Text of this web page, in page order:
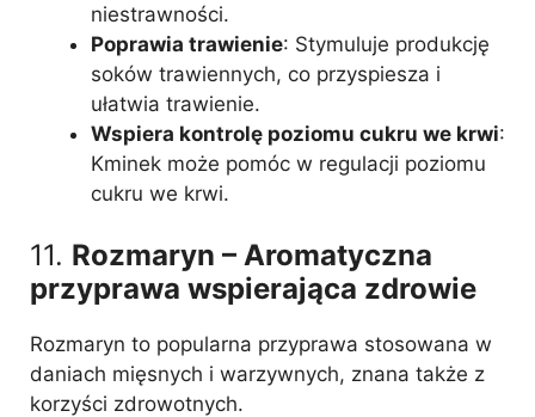
niestrawności.
Poprawia trawienie: Stymuluje produkcję
soków trawiennych, co przyspiesza i
ułatwia trawienie.
Wspiera kontrolę poziomu cukru we krwi:
Kminek może pomóc w regulacji poziomu
cukru we krwi.
11. Rozmaryn – Aromatyczna
przyprawa wspierająca zdrowie
Rozmaryn to popularna przyprawa stosowana w
daniach mięsnych i warzywnych, znana także z
korzyści zdrowotnych.